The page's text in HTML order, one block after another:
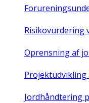
Risikovurdering
Oprensning af
Projektudvikling
Jordhåndtering